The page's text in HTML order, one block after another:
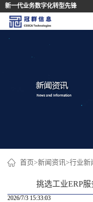
新一代业务数字化转型先锋
首
首页>新闻资讯>行业新
挑选工业ERP服
2026/7/3 15:33:03